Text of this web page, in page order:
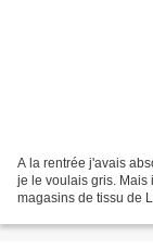
A la rentrée j'avais
je le voulais gris. Mais
magasins de tissu de